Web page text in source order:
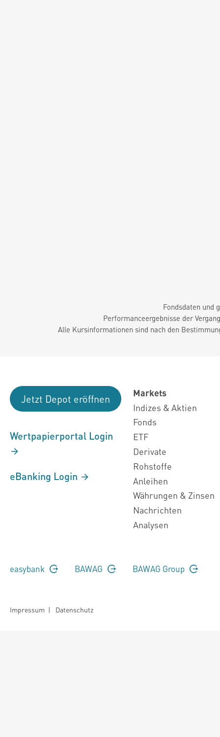
Fondsdaten und
Performanceergebnisse der
Alle Kursinformationen sind nach den
Jetzt Depot eröffnen
Wertpapierportal Login
eBanking Login
Markets
Indizes & Aktien
Fonds
ETF
Derivate
Rohstoffe
Anleihen
Währungen & Zinsen
Nachrichten
Analysen
easybank BAWAG BAWAG Group
Impressum | Datenschutz